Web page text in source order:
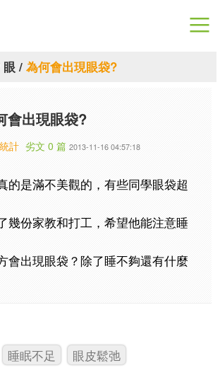
眼/ 為何會出現眼袋?
會出現眼袋?
計 劣文 0 篇 2013-11-16 04:57:18
的是滿不美觀的，有些同學眼袋超
幾份家教和打工，希望他能注意睡
會出現眼袋？除了睡不夠還有什麼
睡眠不足 眼皮鬆弛